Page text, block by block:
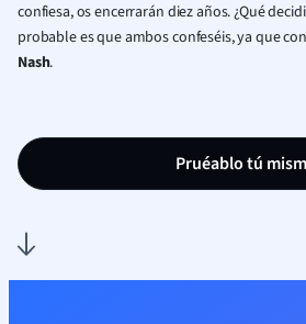
confiesa, os encerrarán diez años. ¿Qué
probable es que ambos confeséis, ya que
Nash.
Pruéablo tú